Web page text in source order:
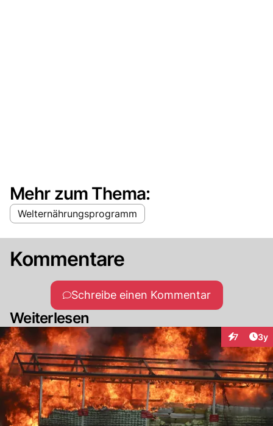
Mehr zum Thema:
Welternährungsprogramm
Kommentare
Schreibe einen Kommentar
Weiterlesen
7 3y